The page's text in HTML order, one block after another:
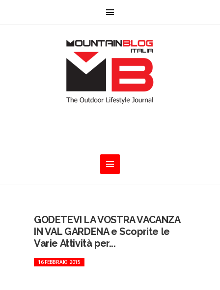
GODETEVI LA VOSTRA VACANZA
IN VAL GARDENA e Scoprite le
Varie Attività per...
16 FEBBRAIO 2015